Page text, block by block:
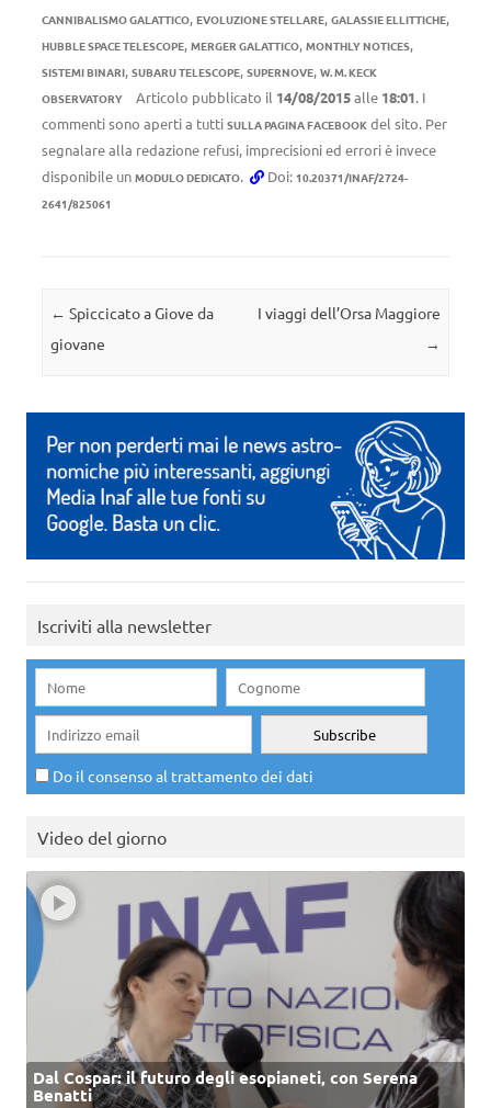
CANNIBALISMO GALATTICO, EVOLUZIONE STELLARE, GALASSIE ELLITTICHE,
HUBBLE SPACE TELESCOPE, MERGER GALATTICO, MONTHLY NOTICES,
SISTEMI BINARI, SUBARU TELESCOPE, SUPERNOVE, W. M. KECK
OBSERVATORY
Articolo pubblicato il 14/08/2015alle 18:01. I
commenti sono aperti a tutti SULLA PAGINA FACEBOOK del sito. Per
segnalare alla redazione refusi, imprecisioni ed errori è invece
disponibile un MODULO DEDICATO. Doi: 10.20371/INAF/2724-
2641/825061
Navigazione articolo
← Spiccicato a Giove da
giovane
I viaggi dell’Orsa Maggiore
→
Iscriviti alla newsletter
Do il consenso al trattamento dei dati
Video del giorno
Dal Cospar: il futuro degli esopianeti, con Serena
Benatti